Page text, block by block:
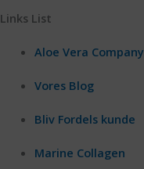
Links List
Aloe Vera Company
Vores Blog
Bliv Fordels kunde
Marine Collagen